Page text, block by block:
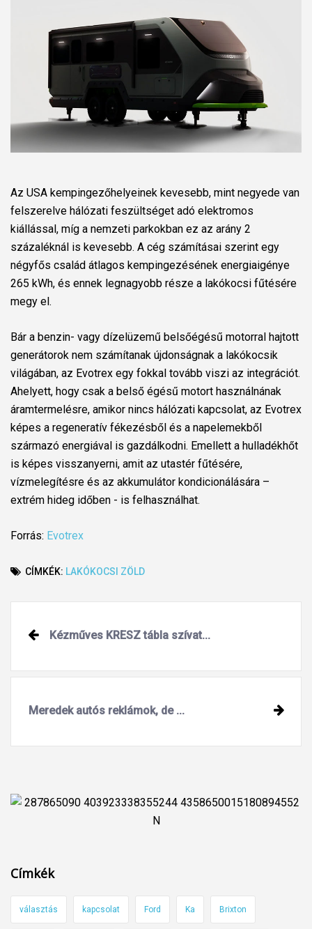
Az USA kempingezőhelyeinek kevesebb, mint negyede van
felszerelve hálózati feszültséget adó elektromos
kiállással, míg a nemzeti parkokban ez az arány 2
százaléknál is kevesebb. A cég számításai szerint egy
négyfős család átlagos kempingezésének energiaigénye
265 kWh, és ennek legnagyobb része a lakókocsi fűtésére
megy el.
Bár a benzin- vagy dízelüzemű belsőégésű motorral hajtott
generátorok nem számítanak újdonságnak a lakókocsik
világában, az Evotrex egy fokkal tovább viszi az integrációt.
Ahelyett, hogy csak a belső égésű motort használnának
áramtermelésre, amikor nincs hálózati kapcsolat, az Evotrex
képes a regeneratív fékezésből és a napelemekből
származó energiával is gazdálkodni. Emellett a hulladékhőt
is képes visszanyerni, amit az utastér fűtésére,
vízmelegítésre és az akkumulátor kondicionálására –
extrém hideg időben - is felhasználhat.
Forrás: Evotrex
CÍMKÉK: LAKÓKOCSI ZÖLD
Post
navigation
Kézműves KRESZ tábla szívat...
Meredek autós reklámok, de ...
Címkék
választás kapcsolat Ford Ka Brixton